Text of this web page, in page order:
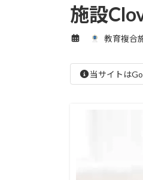
施設
教育複合
当サイトは